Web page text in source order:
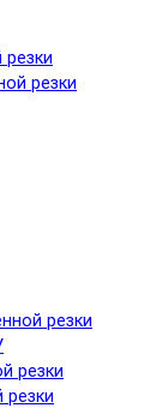
резки
резки
резки